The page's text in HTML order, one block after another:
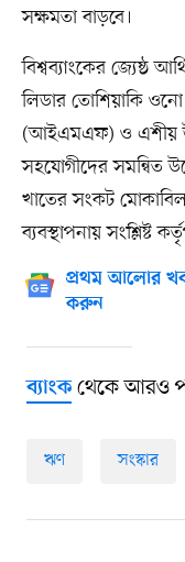
সক্ষমতা বাড়বে।
বিশ্বব্যাংকের জ্যেষ্ঠ
লিডার তোশিয়াকি
(আইএমএফ) ও এশীয়
সহযোগীদের সমন্বিত
খাতের সংকট
ব্যবস্থাপনায় সংশ্লিষ্ট
প্রথম আলোর
করুন
ব্যাংকথেকে আরও
ঋণ সংস্কার